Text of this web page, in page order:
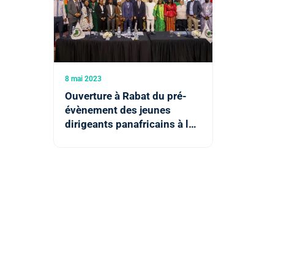
8 mai 2023
Ouverture à Rabat du pré-
évènement des jeunes
dirigeants panafricains à la